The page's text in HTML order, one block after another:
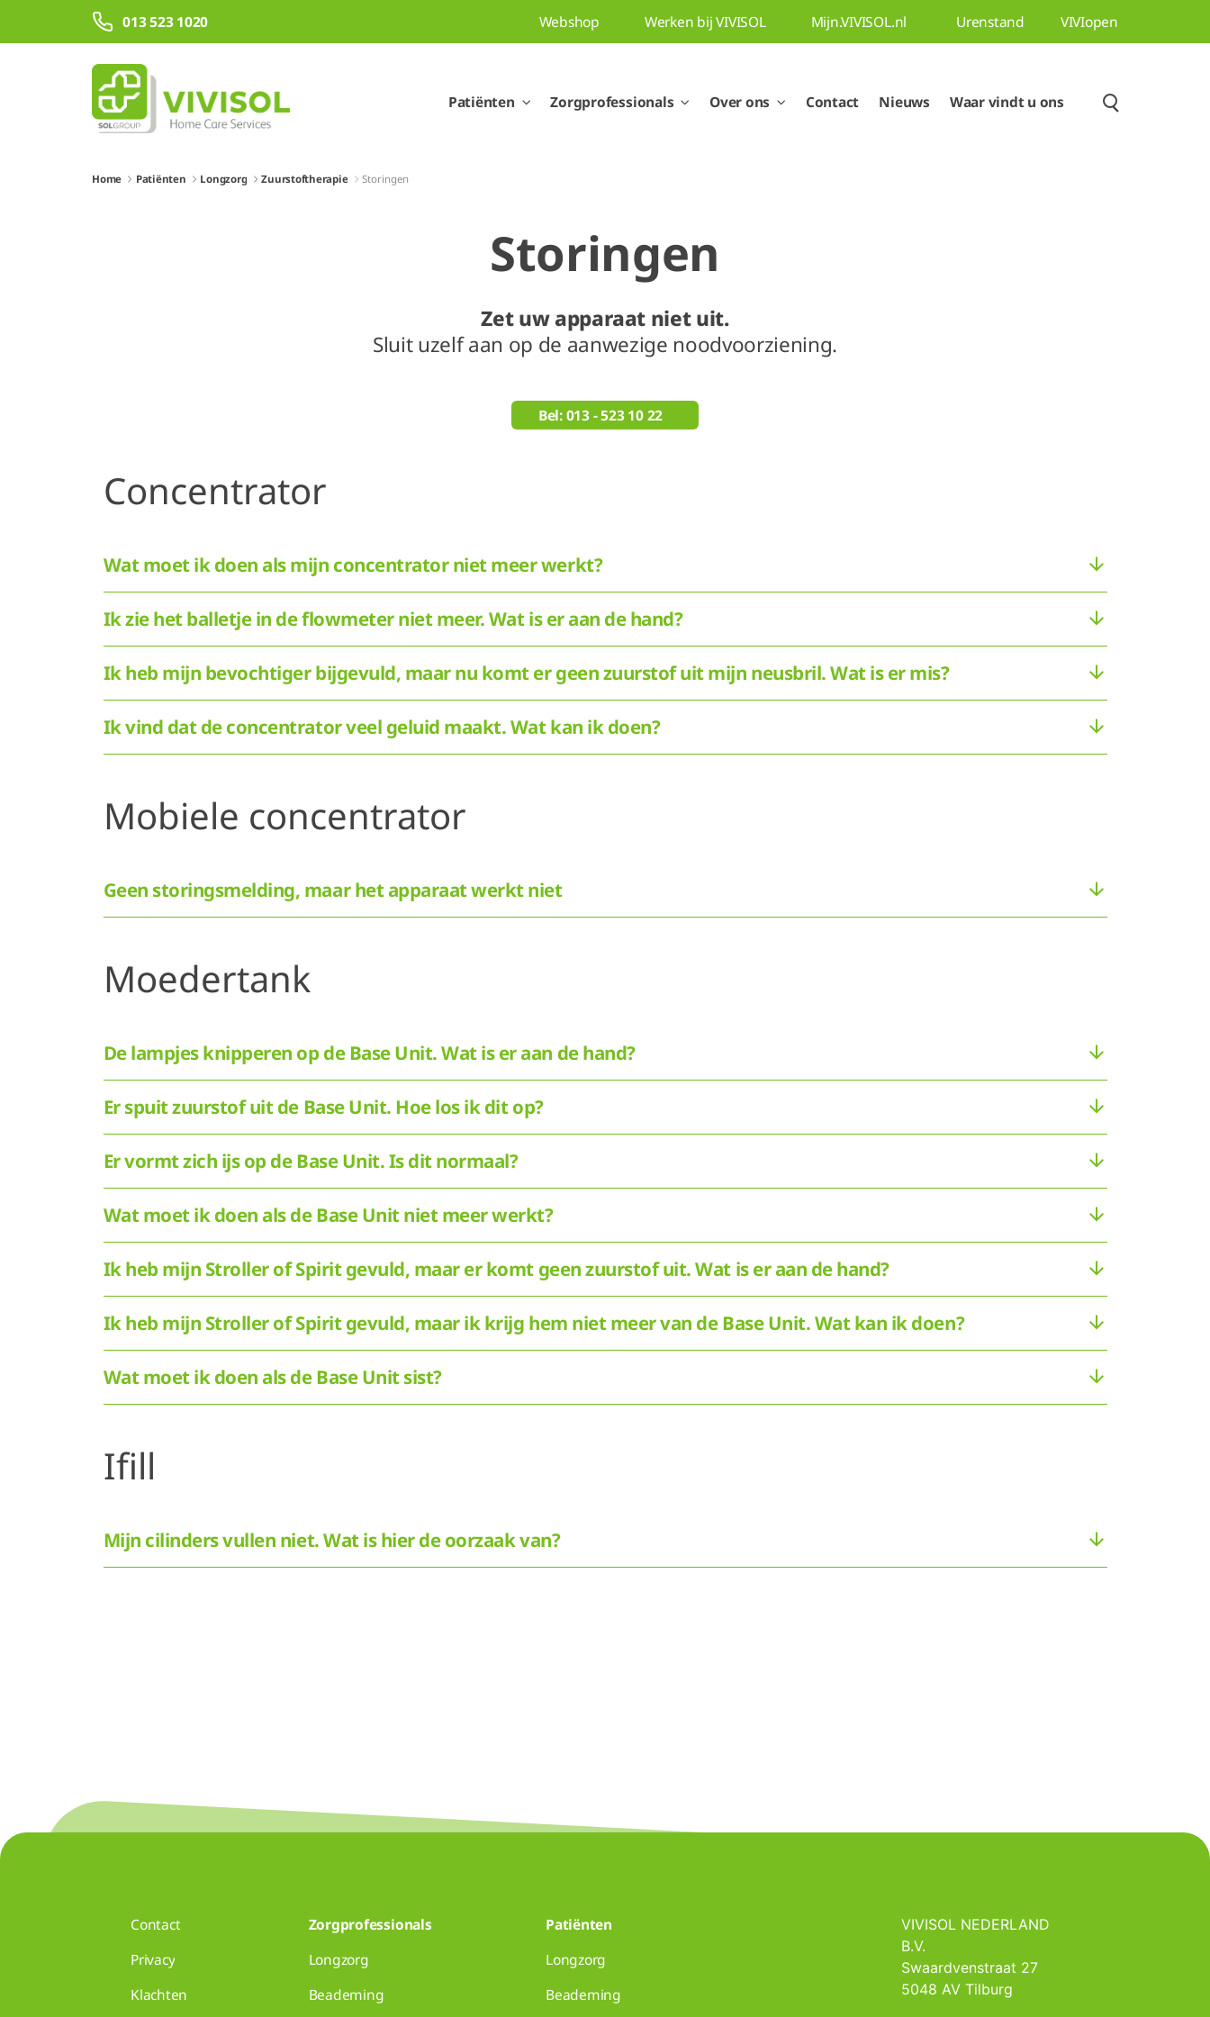
Overslaan en naar hoofdinhoud gaan
013 523 1020 Webshop Werken bij VIVISOL Mijn.VIVISOL.nl Urenstand VIVIopen
Patiënten Zorgprofessionals Over ons Contact Nieuws Waar vindt u ons
Home Patiënten Longzorg Zuurstoftherapie Storingen
Storingen
Zet uw apparaat niet uit.
Sluit uzelf aan op de aanwezige noodvoorziening.
Bel: 013 - 523 10 22
Concentrator
Wat moet ik doen als mijn concentrator niet meer werkt?
Ik zie het balletje in de flowmeter niet meer. Wat is er aan de hand?
Ik heb mijn bevochtiger bijgevuld, maar nu komt er geen zuurstof uit mijn neusbril. Wat is er mis?
Ik vind dat de concentrator veel geluid maakt. Wat kan ik doen?
Mobiele concentrator
Geen storingsmelding, maar het apparaat werkt niet
Moedertank
De lampjes knipperen op de Base Unit. Wat is er aan de hand?
Er spuit zuurstof uit de Base Unit. Hoe los ik dit op?
Er vormt zich ijs op de Base Unit. Is dit normaal?
Wat moet ik doen als de Base Unit niet meer werkt?
Ik heb mijn Stroller of Spirit gevuld, maar er komt geen zuurstof uit. Wat is er aan de hand?
Ik heb mijn Stroller of Spirit gevuld, maar ik krijg hem niet meer van de Base Unit. Wat kan ik doen?
Wat moet ik doen als de Base Unit sist?
Ifill
Mijn cilinders vullen niet. Wat is hier de oorzaak van?
Contact
Privacy
Klachten
Zorgprofessionals
Longzorg
Beademing
Patiënten
Longzorg
Beademing
VIVISOL NEDERLAND
B.V.
Swaardvenstraat 27
5048 AV Tilburg